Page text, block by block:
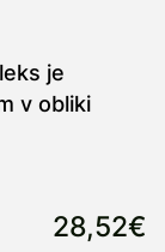
je
v obliki
28,52€